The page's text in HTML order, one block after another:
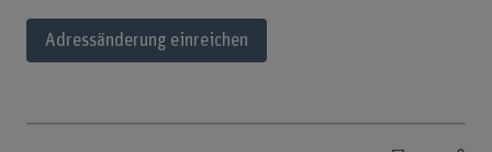
Adressänderung einreichen